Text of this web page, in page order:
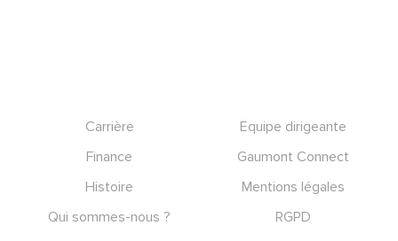
Carrière
Equipe dirigeante
Finance
Gaumont Connect
Histoire
Mentions légales
Qui sommes-nous ?
RGPD